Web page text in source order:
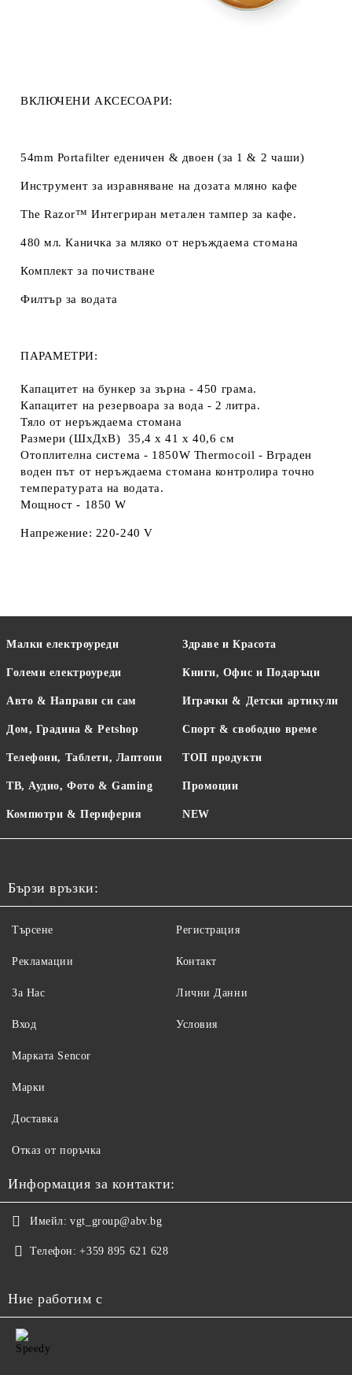
ВКЛЮЧЕНИ АКСЕСОАРИ:
54mm Portafilter еденичен & двоен (за 1 & 2 чаши)
Инструмент за изравняване на дозата мляно кафе
The Razor™ Интегриран метален тампер за кафе.
480 мл. Каничка за мляко от неръждаема стомана
Комплект за почистване
Филтър за водата
ПАРАМЕТРИ:
Капацитет на бункер за зърна -450 грама.
Капацитет на резервоара за вода -2 литра.
Тяло отнеръждаема стомана
Размери (ШхДхВ) 35,4 x41 x 40,6 см
Отоплителна система - 1850W Thermocoil - Вграден
воден път от неръждаема стомана контролира точно
температурата на водата.
Мощност - 1850 W
Напрежение: 220-240 V
Малки електроуреди
Големи електроуреди
Авто & Направи си сам
Дом, Градина & Petshop
Телефони, Таблети, Лаптопи
ТВ, Аудио, Фото & Gaming
Компютри & Периферия
Здраве и Красота
Книги, Офис и Подаръци
Играчки & Детски артикули
Спорт & свободно време
ТОП продукти
Промоции
NEW
Бързи връзки:
Търсене
Рекламации
За Нас
Вход
Регистрация
Контакт
Лични Данни
Условия
Maрката Sencor
Марки
Доставка
Отказ от поръчка
Информация за контакти:
Имейл: vgt_group@abv.bg
Телефон: +359 895 621 628
Ние работим с